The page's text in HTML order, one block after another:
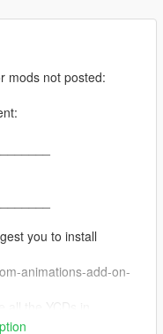
mods not posted:
you to install
animations-add-on-
ingame/clip_amb@.rp